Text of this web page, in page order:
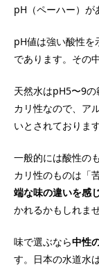
pH（ペーハー）が
pH値は強い酸性を
であります。その
天然水はpH5〜9
カリ性なので、ア
いとされております
一般的には酸性の
カリ性のものは「
端な味の違いを感
かれるかもしれませ
味で選ぶなら中性
す。日本の水道水